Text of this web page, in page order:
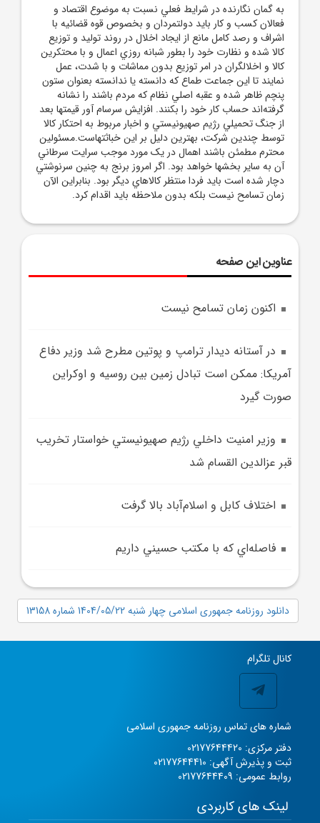
به گمان نگارنده در شرايط فعلي نسبت به موضوع اقتصاد و
فعالان کسب و کار بايد دولتمردان و بخصوص قوه قضائيه با
اشراف و رصد کامل مانع از ايجاد اخلال در روند توليد و توزيع
کالا شده و نظارت خود را بطور شبانه روزي اعمال و با محتکرين
کالا و اخلالگران در امر توزيع بدون مماشات و با شدت، عمل
نمايند تا اين جماعت طماع که دانسته يا ندانسته بعنوان ستون
پنچم ظاهر شده و عقبه اصلي نظام که مردم باشند را نشانه
گرفته‌اند حساب کار خود را بکنند. افزايش سرسام آور قيمتها بعد
از جنگ تحميلي رژيم صهيونيستي و اخبار مربوط به احتکار کالا
توسط چندين شرکت، بهترين دليل بر اين خباثتهاست.مسئولين
محترم مطمئن باشند اهمال در يک مورد موجب سرايت سرطاني
آن به ساير بخشها خواهد بود. اگر امروز برنج به چنين سرنوشتي
دچار شده است بايد فردا منتظر کالاهاي ديگر بود. بنابراين الآن
زمان تسامح نيست بلکه بدون ملاحظه بايد اقدام کرد.
عناوین این صفحه
اکنون زمان تسامح نيست
در آستانه ديدار ترامپ و پوتين مطرح شد وزير دفاع
آمريکا: ممکن است تبادل زمين بين روسيه و اوکراين
صورت گيرد
وزير امنيت داخلي رژيم صهيونيستي خواستار تخريب
قبر عزالدين القسام شد
اختلاف کابل و اسلام‌آباد بالا گرفت
فاصله‌اي که با مکتب حسيني داريم
دانلود روزنامه جمهوری اسلامی چهار شنبه 1404/05/22 شماره 13158
کانال تلگرام
شماره های تماس روزنامه جمهوری اسلامی
دفتر مرکزی: 02177644420
ثبت و پذیرش آگهی: 02177644410
روابط عمومی: 02177644409
لینک های کاربردی